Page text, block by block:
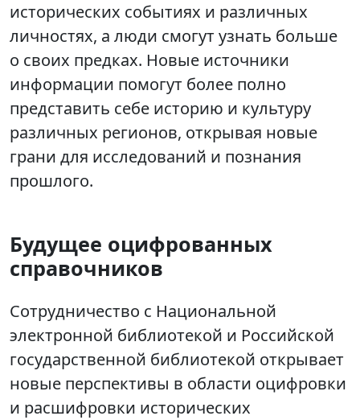
исторических событиях и различных
личностях, а люди смогут узнать больше
о своих предках. Новые источники
информации помогут более полно
представить себе историю и культуру
различных регионов, открывая новые
грани для исследований и познания
прошлого.
Будущее оцифрованных
справочников
Сотрудничество с Национальной
электронной библиотекой и Российской
государственной библиотекой открывает
новые перспективы в области оцифровки
и расшифровки исторических